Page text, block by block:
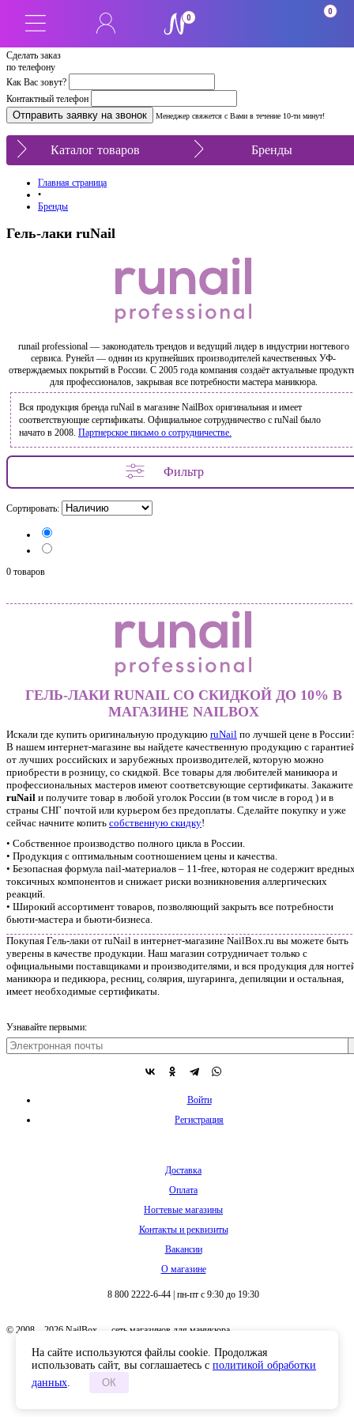
Сделать заказ
по телефону
Как Вас зовут?
Контактный телефон
Менеджер свяжется с Вами в течение 10-ти минут!
0
0
Каталог товаров Бренды
Главная страница
•
Бренды
Гель-лаки ruNail
runail professional — законодатель трендов и ведущий лидер в индустрии ногтевого
сервиса. Рунейл — однин из крупнейших производителей качественных УФ-
отверждаемых покрытий в России. С 2005 года компания создаёт актуальные
для профессионалов, закрывая все потребности мастера маникюра.
Вся продукция бренда ruNail в магазине NailBox оригинальная и имеет
соответствующие сертификаты. Официальное сотрудничество с ruNail было
начато в 2008. Партнерское письмо о сотрудничестве.
Фильтр
Сортировать:
0 товаров
ГЕЛЬ-ЛАКИ RUNAIL СО СКИДКОЙ ДО 10% В
МАГАЗИНЕ NAILBOX
Искали где купить оригинальную продукцию ruNail по лучшей цене в
В нашем интернет-магазине вы найдете качественную продукцию с
от лучших российских и зарубежных производителей, которую можно
приобрести в розницу, со скидкой. Все товары для любителей маникюра и
профессиональных мастеров имеют соответсвующие сертификаты. Закажите
ruNail и получите товар в любой уголок России (в том числе в город ) и в
страны СНГ почтой или курьером без предоплаты. Сделайте покупку и уже
сейчас начните копить собственную скидку!
• Собственное производство полного цикла в России.
• Продукция с оптимальным соотношением цены и качества.
• Безопасная формула nail-материалов – 11-free, которая не содержит
токсичных компонентов и снижает риски возникновения аллергических
реакций.
• Широкий ассортимент товаров, позволяющий закрыть все потребности
бьюти-мастера и бьюти-бизнеса.
Покупая Гель-лаки от ruNail в интернет-магазине NailBox.ru вы можете быть
уверены в качестве продукции. Наш магазин сотрудничает только с
официальными поставщиками и производителями, и вся продукция для
маникюра и педикюра, ресниц, солярия, шугаринга, депиляции и остальная,
имеет необходимые сертификаты.
Узнавайте первыми:
Войти
Регистрация
Доставка
Оплата
Ногтевые магазины
Контакты и реквизиты
Вакансии
О магазине
8 800 2222-6-44 пн-пт с 9:30 до 19:30
© 2008 – 2026 NailBox — сеть магазинов для маникюра
На сайте используются файлы cookie. Продолжая
использовать сайт, вы соглашаетесь с политикой обработки
данных. ОК